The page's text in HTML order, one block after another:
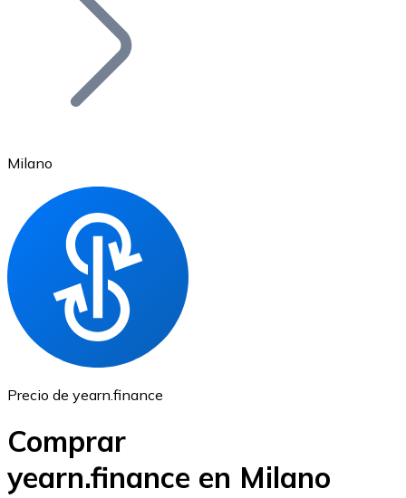
Ethereum
ETH
Milano
Precio de yearn.finance
Comprar
yearn.finance en Milano